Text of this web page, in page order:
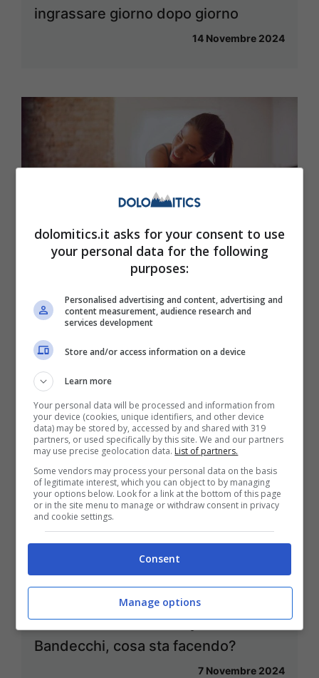
ingrassare giorno dopo giorno
14 Novembre 2024
Training Space, la nuova frontiera
dell’allenamento è qui
7 Novembre 2024
L’allenamento alla Rocky di Stefano
Bandecchi, cosa sta facendo?
7 Novembre 2024
dolomitics.it asks for your consent to use
your personal data for the following
purposes:
Personalised advertising and content, advertising and
content measurement, audience research and
services development
Store and/or access information on a device
Learn more
Your personal data will be processed and information from
your device (cookies, unique identifiers, and other device
data) may be stored by, accessed by and shared with 319
partners, or used specifically by this site. We and our partners
may use precise geolocation data. List of partners.
Some vendors may process your personal data on the basis
of legitimate interest, which you can object to by managing
your options below. Look for a link at the bottom of this page
or in the site menu to manage or withdraw consent in privacy
and cookie settings.
Consent
Manage options